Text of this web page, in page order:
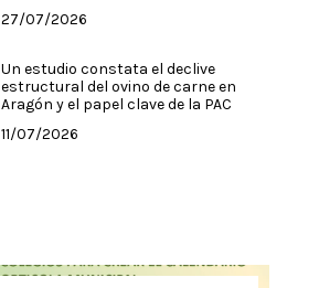
27/07/2026
Un estudio constata el declive
estructural del ovino de carne en
Aragón y el papel clave de la PAC
11/07/2026